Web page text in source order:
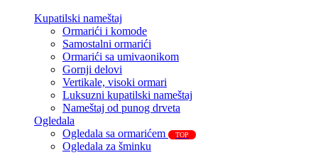
Kupatilski nameštaj
Ormarići i komode
Samostalni ormarići
Ormarići sa umivaonikom
Gornji delovi
Vertikale, visoki ormari
Luksuzni kupatilski nameštaj
Nameštaj od punog drveta
Ogledala
Ogledala sa ormarićem
TOP
Ogledala za šminku